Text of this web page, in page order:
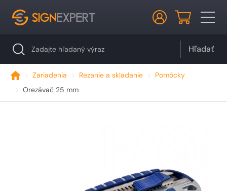
Hľadať
Zariadenia Rezanie a skladanie
Pomôcky
Orezávač 25 mm